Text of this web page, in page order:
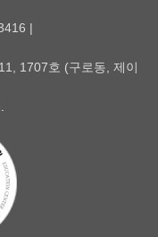
|
1707호 (구로동, 제이